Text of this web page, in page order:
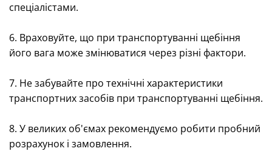
спеціалістами.
6. Враховуйте, що при транспортуванні щебіння
його вага може змінюватися через різні фактори.
7. Не забувайте про технічні характеристики
транспортних засобів при транспортуванні щебіння.
8. У великих об'ємах рекомендуємо робити пробний
розрахунок і замовлення.